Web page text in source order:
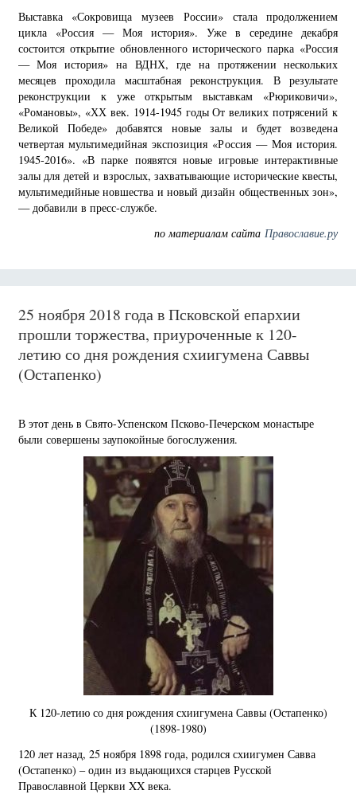
Выставка «Сокровища музеев России» стала продолжением
цикла «Россия — Моя история». Уже в середине декабря
состоится открытие обновленного исторического парка «Россия
— Моя история» на ВДНХ, где на протяжении нескольких
месяцев проходила масштабная реконструкция. В результате
реконструкции к уже открытым выставкам «Рюриковичи»,
«Романовы», «ХХ век. 1914-1945 годы От великих потрясений к
Великой Победе» добавятся новые залы и будет возведена
четвертая мультимедийная экспозиция «Россия — Моя история.
1945-2016». «В парке появятся новые игровые интерактивные
залы для детей и взрослых, захватывающие исторические квесты,
мультимедийные новшества и новый дизайн общественных зон»,
— добавили в пресс-службе.
по материалам сайтаПравославие.ру
25 ноября 2018 года в Псковской епархии
прошли торжества, приуроченные к 120-
летию со дня рождения схиигумена Саввы
(Остапенко)
В этот день в Свято-Успенском Псково-Печерском монастыре
были совершены заупокойные богослужения.
К 120-летию со дня рождения схиигумена Саввы (Остапенко)
(1898-1980)
120 лет назад, 25 ноября 1898 года, родился схиигумен Савва
(Остапенко) – один из выдающихся старцев Русской
Православной Церкви XX века.